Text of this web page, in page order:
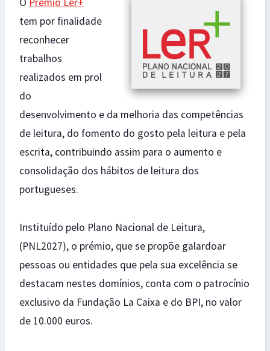
tem por finalidade
reconhecer
trabalhos
realizados em prol
do
desenvolvimento e da melhoria das competências
de leitura, do fomento do gosto pela leitura e pela
escrita, contribuindo assim para o aumento e
consolidação dos hábitos de leitura dos
portugueses.
Instituído pelo Plano Nacional de Leitura,
(PNL2027), o prémio, que se propõe galardoar
pessoas ou entidades que pela sua excelência se
destacam nestes domínios, conta com o patrocínio
exclusivo da Fundação La Caixa e do BPI, no valor
de 10.000 euros.